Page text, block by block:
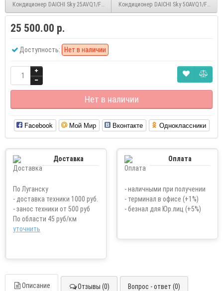
Кондиционер DAICHI Sky 25AVQ1/FV1 Кондиционер DAICHI Sky 50AVQ1/FV1
25 500.00 р.
Доступность: Нет в наличии
Нет в наличии
Facebook Мой Мир Вконтакте Одноклассники
Доставка
По Луганску
- доставка техники 1000 руб.
- занос техники от 500 руб
По области 45 руб/км
уточнить
Оплата
- наличными при получении
- терминал в офисе (+1%)
- безнал для Юр.лиц (+5%)
Описание Отзывы (0) Вопрос - ответ (0)